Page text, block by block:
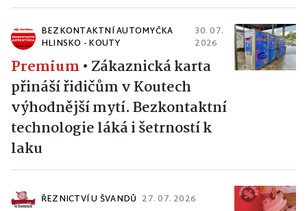
BEZKONTAKTNÍ AUTOMYČKA
HLINSKO - KOUTY
30. 07.
2026
Premium • Zákaznická karta
přináší řidičům v Koutech
výhodnější mytí. Bezkontaktní
technologie láká i šetrností k
laku
ŘEZNICTVÍ U ŠVANDŮ 27. 07. 2026